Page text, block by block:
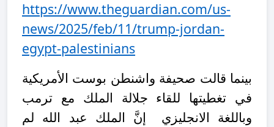
https://www.theguardian.com/us-
news/2025/feb/11/trump-jordan-
egypt-palestinians
بينما قالت صحيفة واشنطن بوست الأمريكية
في تغطيتها للقاء جلالة الملك مع ترمب
وباللغة الانجليزي
إنَّ الملك عبد الله لم